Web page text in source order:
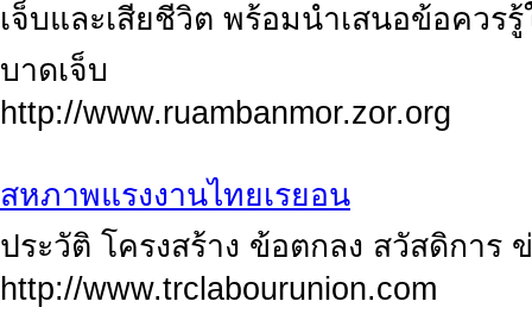
เจ็บและเสียชีวิต พร้อมนำเสนอข้อควร
บาดเจ็บ
http://www.ruambanmor.zor.org
สหภาพแรงงานไทยเรยอน
ประวัติ โครงสร้าง ข้อตกลง สวัสดิการ
http://www.trclabourunion.com